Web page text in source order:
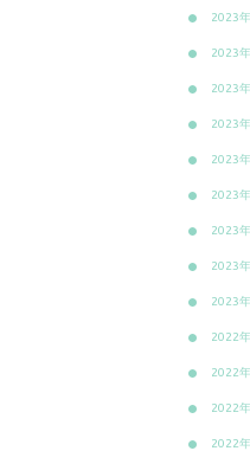
2023
2023
2023
2023
2023
2023
2023
2023
2023
2022
2022
2022
2022